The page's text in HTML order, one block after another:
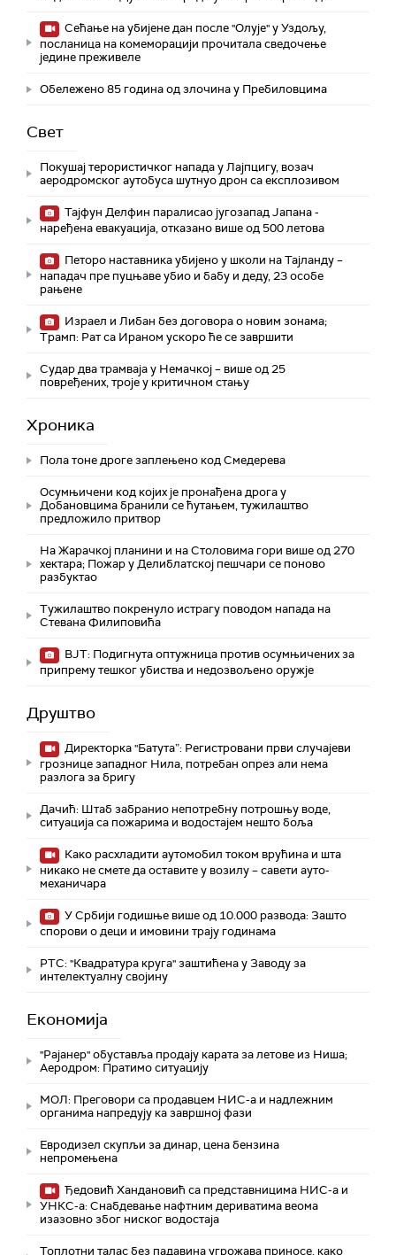
Сећање на убијене дан после "Олује" у Уздољу,
посланица на комеморацији прочитала сведочење
једине преживеле
Обележено 85 година од злочина у Пребиловцима
Свет
Покушај терористичког напада у Лајпцигу, возач
аеродромског аутобуса шутнуо дрон са експлозивом
Тајфун Делфин паралисао југозапад Јапана -
наређена евакуација, отказано више од 500 летова
Петоро наставника убијено у школи на Тајланду –
нападач пре пуцњаве убио и бабу и деду, 23 особе
рањене
Израел и Либан без договора о новим зонама;
Трамп: Рат са Ираном ускоро ће се завршити
Судар два трамваја у Немачкој – више од 25
повређених, троје у критичном стању
Хроника
Пола тоне дроге заплењено код Смедерева
Осумњичени код којих је пронађена дрога у
Добановцима бранили се ћутањем, тужилаштво
предложило притвор
На Жарачкој планини и на Столовима гори више од 270
хектара; Пожар у Делиблатској пешчари се поново
разбуктао
Тужилаштво покренуло истрагу поводом напада на
Стевана Филиповића
ВЈТ: Подигнута оптужница против осумњичених за
припрему тешког убиства и недозвољено оружје
Друштво
Директорка "Батута”: Регистровани први случајеви
грознице западног Нила, потребан опрез али нема
разлога за бригу
Дачић: Штаб забранио непотребну потрошњу воде,
ситуација са пожарима и водостајем нешто боља
Како расхладити аутомобил током врућина и шта
никако не смете да оставите у возилу – савети ауто-
механичара
У Србији годишње више од 10.000 развода: Зашто
спорови о деци и имовини трају годинама
РТС: "Квадратура круга" заштићена у Заводу за
интелектуалну својину
Економија
"Рајанер" обуставља продају карата за летове из Ниша;
Аеродром: Пратимо ситуацију
МОЛ: Преговори са продавцем НИС-а и надлежним
органима напредују ка завршној фази
Евродизел скупљи за динар, цена бензина
непромењена
Ђедовић Хандановић са представницима НИС-а и
УНКС-а: Снабдевање нафтним дериватима веома
изазовно због ниског водостаја
Топлотни талас без падавина угрожава приносе, како